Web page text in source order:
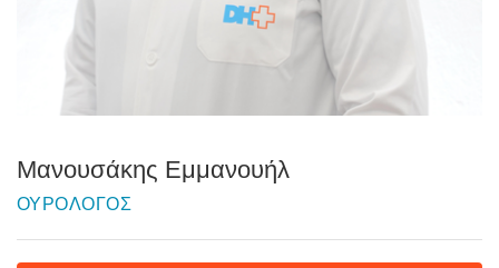
Μανουσάκης Εμμανουήλ
ΟΥΡΟΛΟΓΟΣ